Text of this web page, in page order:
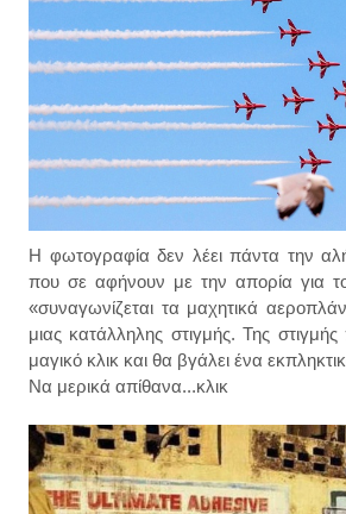
Η φωτογραφία δεν λέει πάντα την
που σε αφήνουν με την απορία για
«συναγωνίζεται τα μαχητικά
μιας κατάλληλης στιγμής. Της
μαγικό κλικ και θα βγάλει ένα
Να μερικά απίθανα...κλικ